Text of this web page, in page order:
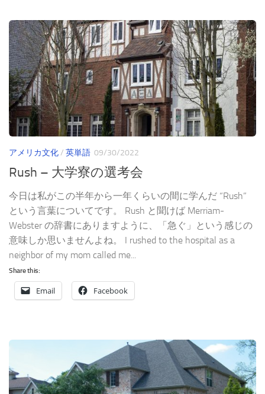
アメリカ文化/ 英単語 09/30/2022
Rush – 大学寮の選考会
今日は私がこの半年から一年くらいの間に学んだ “Rush”
という言葉についてです。 Rush と聞けば Merriam-
Webster の辞書にありますように、「急ぐ」という感じの
意味しか思いませんよね。 I rushed to the hospital as a
neighbor of my mom called me...
Share this:
Email Facebook